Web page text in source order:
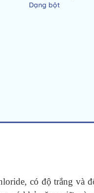
Dạng bột
có độ trắng và